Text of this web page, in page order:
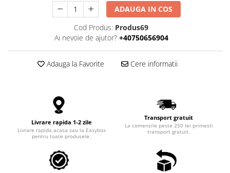
ADAUGA IN COS
Cod Produs: Produs69
Ai nevoie de ajutor? +40750656904
Adauga la Favorite Cere informatii
Livrare rapida 1-2 zile
Livrare rapida acasa sau la Easybox
pentru toate produsele.
Transport gratuit
La comenzile peste 250 lei primesti
transport gratuit.